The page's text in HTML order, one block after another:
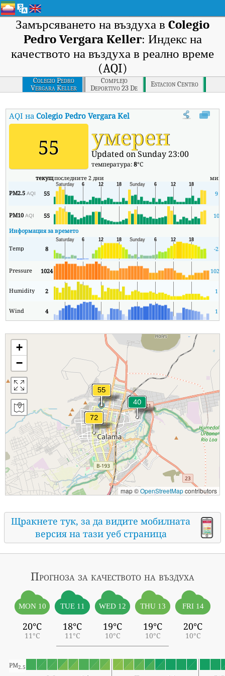
Замърсяването на въздуха в Colegio
Pedro Vergara Keller: Индекс на
качеството на въздуха в реално време
(AQI)
Colegio Pedro
Vergara Keller
Complejo
Deportivo 23 De
Marzo
Estacion Centro
AQI наColegio Pedro Vergara Keller Индекс на качеството на
55 умерен
Updated on Sunday 23:00
температура:8°C
текущпоследните 2 дни мин
PM2.5AQI 55 9
PM10AQI 55
10
Информация за времето
Temp 8 -2
Pressure 1024 1021
Humidity 2 1
Wind 4 1
+
−
map ©OpenStreetMapcontributors
Щракнете тук, за да видите мобилната
версия на тази уеб страница
Прогноза за качеството на въздуха
MON 10
20°C
11°C
TUE 11
18°C
11°C
WED 12
19°C
10°C
THU 13
19°C
10°C
FRI 14
20°C
10°C
PM2.5